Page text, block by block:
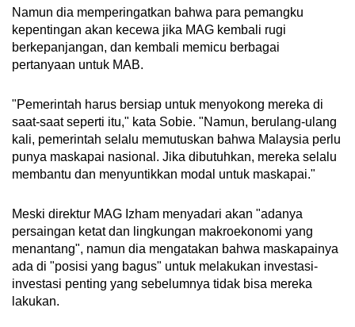
Namun dia memperingatkan bahwa para pemangku
kepentingan akan kecewa jika MAG kembali rugi
berkepanjangan, dan kembali memicu berbagai
pertanyaan untuk MAB.
"Pemerintah harus bersiap untuk menyokong mereka di
saat-saat seperti itu," kata Sobie. "Namun, berulang-ulang
kali, pemerintah selalu memutuskan bahwa Malaysia perlu
punya maskapai nasional. Jika dibutuhkan, mereka selalu
membantu dan menyuntikkan modal untuk maskapai."
Meski direktur MAG Izham menyadari akan "adanya
persaingan ketat dan lingkungan makroekonomi yang
menantang", namun dia mengatakan bahwa maskapainya
ada di "posisi yang bagus" untuk melakukan investasi-
investasi penting yang sebelumnya tidak bisa mereka
lakukan.